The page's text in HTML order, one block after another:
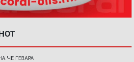
ЧЕ ГЕВАРА